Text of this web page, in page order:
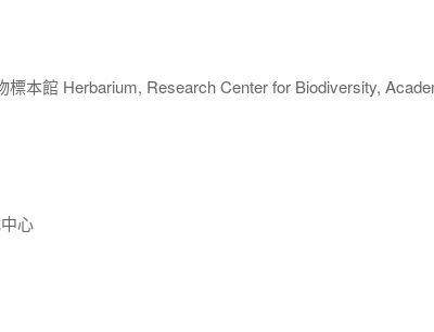
本館 Herbarium, Research Center for Biodiversity,
心